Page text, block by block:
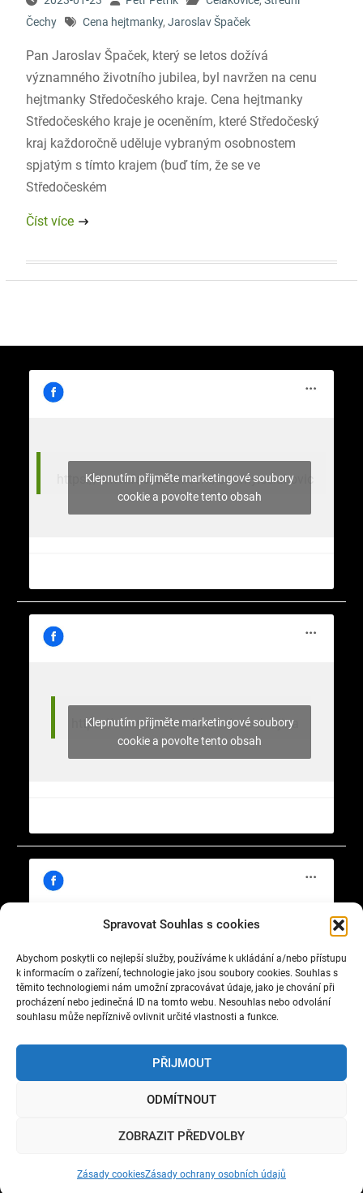
Spravovat Souhlas s cookies
Abychom poskytli co nejlepší služby, používáme k ukládání a/nebo přístupu
k informacím o zařízení, technologie jako jsou soubory cookies. Souhlas s
těmito technologiemi nám umožní zpracovávat údaje, jako je chování při
procházení nebo jedinečná ID na tomto webu. Nesouhlas nebo odvolání
souhlasu může nepříznivě ovlivnit určité vlastnosti a funkce.
PŘIJMOUT
ODMÍTNOUT
ZOBRAZIT PŘEDVOLBY
Zásady cookiesZásady ochrany osobních údajů
Čechy
Cena hejtmanky, Jaroslav Špaček
Pan Jaroslav Špaček, který se letos dožívá
významného životního jubilea, byl navržen na cenu
hejtmanky Středočeského kraje. Cena hejtmanky
Středočeského kraje je oceněním, které Středočeský
kraj každoročně uděluje vybraným osobnostem
spjatým s tímto krajem (buď tím, že se ve
Středočeském
Číst více
https://www.facebook.com/stromy.celakovic
Klepnutím přijměte marketingové soubory
cookie a povolte tento obsah
https://www.facebook.com/nasekrajina
Klepnutím přijměte marketingové soubory
cookie a povolte tento obsah
https://www.facebook.com/cisty.vzduch.v.Celakovicich
Klepnutím přijměte marketingové soubory
cookie a povolte tento obsah
Copyright © 2022 Okrašlovací spolek čelákovický. All
Nature Bliss byWEN Themes